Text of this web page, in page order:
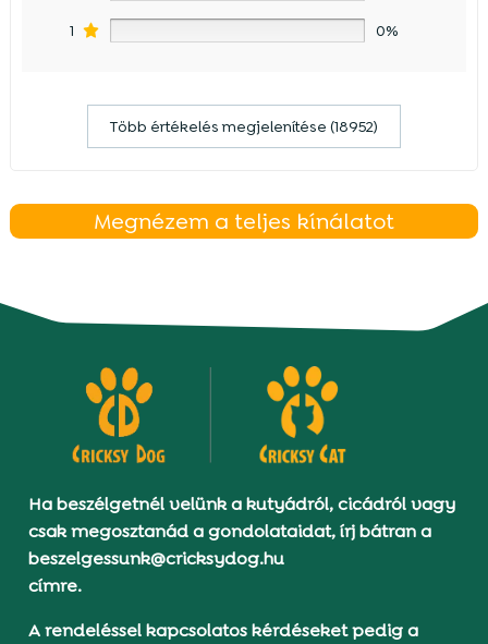
1 0%
Több értékelés megjelenítése (18952)
Megnézem a teljes kínálatot
Ha beszélgetnél velünk a kutyádról, cicádról vagy
csak megosztanád a gondolataidat, írj bátran a
beszelgessunk@cricksydog.hu
címre.
A rendeléssel kapcsolatos kérdéseket pedig a